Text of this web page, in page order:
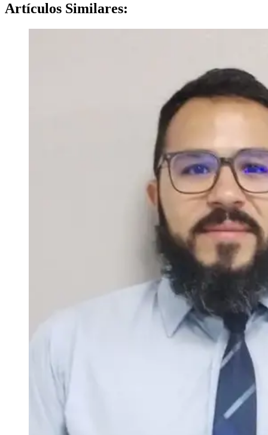
Artículos Similares: